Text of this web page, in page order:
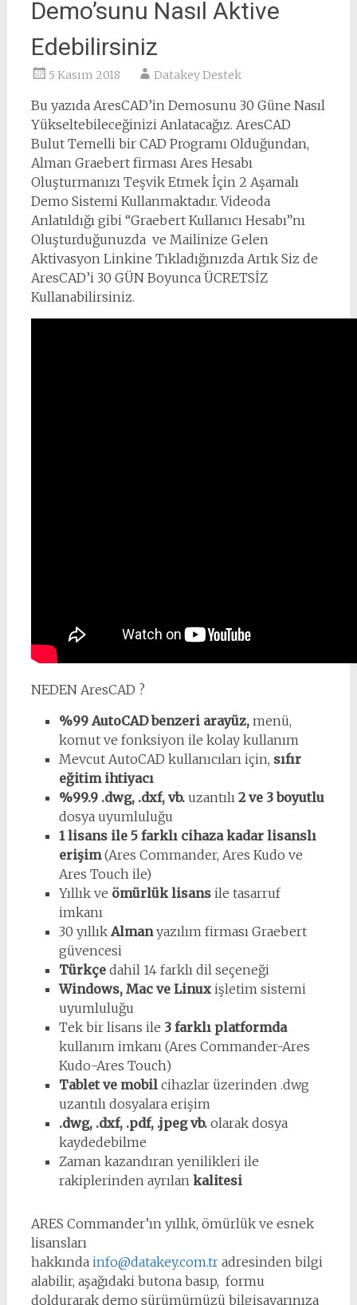
Demo’sunu Nasıl Aktive
Edebilirsiniz
5 Kasım 2018 Datakey Destek
Bu yazıda AresCAD’in Demosunu 30 Güne Nasıl
Yükseltebileceğinizi Anlatacağız. AresCAD
Bulut Temelli bir CAD Programı Olduğundan,
Alman Graebert firması Ares Hesabı
Oluşturmanızı Teşvik Etmek İçin 2 Aşamalı
Demo Sistemi Kullanmaktadır. Videoda
Anlatıldığı gibi “Graebert Kullanıcı Hesabı”nı
Oluşturduğunuzda ve Mailinize Gelen
Aktivasyon Linkine Tıkladığınızda Artık Siz de
AresCAD’i 30 GÜN Boyunca ÜCRETSİZ
Kullanabilirsiniz.
NEDEN AresCAD ?
%99 AutoCAD benzeri arayüz,menü,
komut ve fonksiyon ile kolay kullanım
Mevcut AutoCAD kullanıcıları için, sıfır
eğitim ihtiyacı
%99.9 .dwg, .dxf, vb.uzantılı 2 ve 3 boyutlu
dosya uyumluluğu
1 lisans ile 5 farklı cihaza kadar lisanslı
erişim(Ares Commander, Ares Kudo ve
Ares Touch ile)
Yıllık ve ömürlük lisansile tasarruf
imkanı
30 yıllık Almanyazılım firması Graebert
güvencesi
Türkçedahil 14 farklı dil seçeneği
Windows, Mac ve Linuxişletim sistemi
uyumluluğu
Tek bir lisans ile 3 farklı platformda
kullanım imkanı (Ares Commander-Ares
Kudo-Ares Touch)
Tablet ve mobilcihazlar üzerinden .dwg
uzantılı dosyalara erişim
.dwg, .dxf, .pdf, .jpeg vb.olarak dosya
kaydedebilme
Zaman kazandıran yenilikleri ile
rakiplerinden ayrılan kalitesi
ARES Commander’ın yıllık, ömürlük ve esnek
lisansları
hakkında info@datakey.com.tradresinden bilgi
alabilir, aşağıdaki butona basıp, formu
doldurarak demo sürümümüzü bilgisayarınıza